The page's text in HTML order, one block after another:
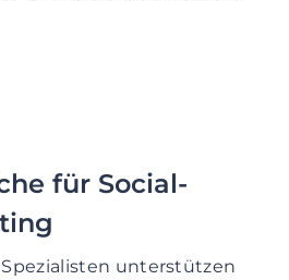
für Social-
unterstützen